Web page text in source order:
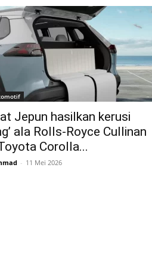
Jepun hasilkan kerusi
ala Rolls-Royce Cullinan
Corolla...
- 11 Mei 2026